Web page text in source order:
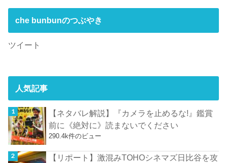
che bunbunのつぶやき
ツイート
人気記事
【ネタバレ解説】『カメラを止めるな!』鑑賞
前に《絶対に》読まないでください
290.4k件のビュー
【リポート】激混みTOHOシネマズ日比谷を攻